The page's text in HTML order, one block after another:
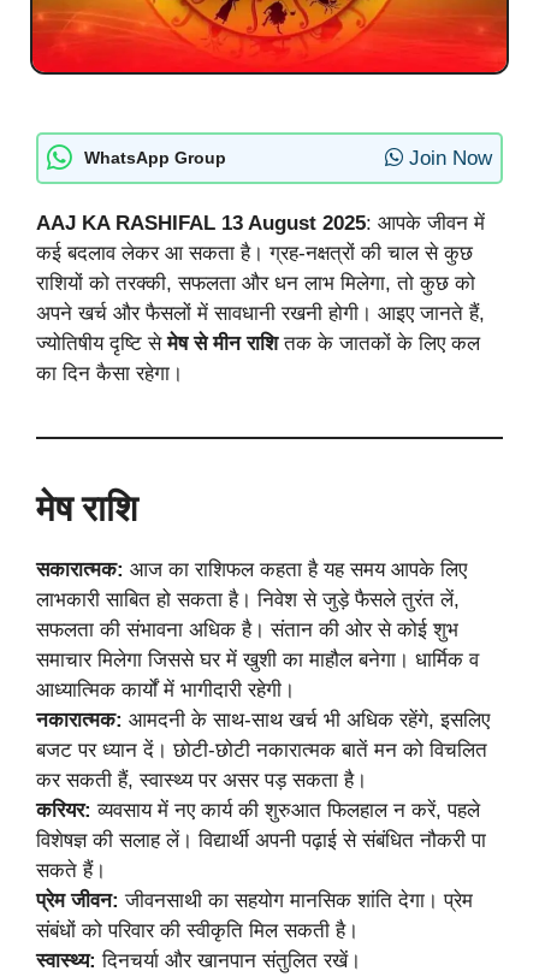
WhatsApp Group Join Now
AAJ KA RASHIFAL 13 August 2025: आपके जीवन में
कई बदलाव लेकर आ सकता है। ग्रह-नक्षत्रों की चाल से कुछ
राशियों को तरक्की, सफलता और धन लाभ मिलेगा, तो कुछ को
अपने खर्च और फैसलों में सावधानी रखनी होगी। आइए जानते हैं,
ज्योतिषीय दृष्टि सेमेष से मीन राशितक के जातकों के लिए कल
का दिन कैसा रहेगा।
मेष राशि
सकारात्मक: आज का राशिफल कहता है यह समय आपके लिए
लाभकारी साबित हो सकता है। निवेश से जुड़े फैसले तुरंत लें,
सफलता की संभावना अधिक है। संतान की ओर से कोई शुभ
समाचार मिलेगा जिससे घर में खुशी का माहौल बनेगा। धार्मिक व
आध्यात्मिक कार्यों में भागीदारी रहेगी।
नकारात्मक: आमदनी के साथ-साथ खर्च भी अधिक रहेंगे, इसलिए
बजट पर ध्यान दें। छोटी-छोटी नकारात्मक बातें मन को विचलित
कर सकती हैं, स्वास्थ्य पर असर पड़ सकता है।
करियर: व्यवसाय में नए कार्य की शुरुआत फिलहाल न करें, पहले
विशेषज्ञ की सलाह लें। विद्यार्थी अपनी पढ़ाई से संबंधित नौकरी पा
सकते हैं।
प्रेम जीवन: जीवनसाथी का सहयोग मानसिक शांति देगा। प्रेम
संबंधों को परिवार की स्वीकृति मिल सकती है।
स्वास्थ्य: दिनचर्या और खानपान संतुलित रखें।